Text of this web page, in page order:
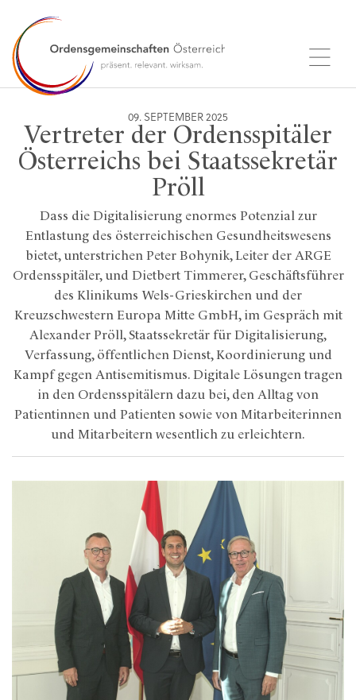
09. SEPTEMBER 2025
Vertreter der Ordensspitäler
Österreichs bei Staatssekretär
Pröll
Dass die Digitalisierung enormes Potenzial zur
Entlastung des österreichischen Gesundheitswesens
bietet, unterstrichen Peter Bohynik, Leiter der ARGE
Ordensspitäler, und Dietbert Timmerer, Geschäftsführer
des Klinikums Wels-Grieskirchen und der
Kreuzschwestern Europa Mitte GmbH, im Gespräch mit
Alexander Pröll, Staatssekretär für Digitalisierung,
Verfassung, öffentlichen Dienst, Koordinierung und
Kampf gegen Antisemitismus. Digitale Lösungen tragen
in den Ordensspitälern dazu bei, den Alltag von
Patientinnen und Patienten sowie von Mitarbeiterinnen
und Mitarbeitern wesentlich zu erleichtern.